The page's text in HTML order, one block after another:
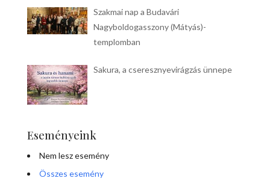
Szakmai nap a Budavári
Nagyboldogasszony (Mátyás)-
templomban
Sakura, a cseresznyevirágzás ünnepe
Eseményeink
Nem lesz esemény
Összes esemény